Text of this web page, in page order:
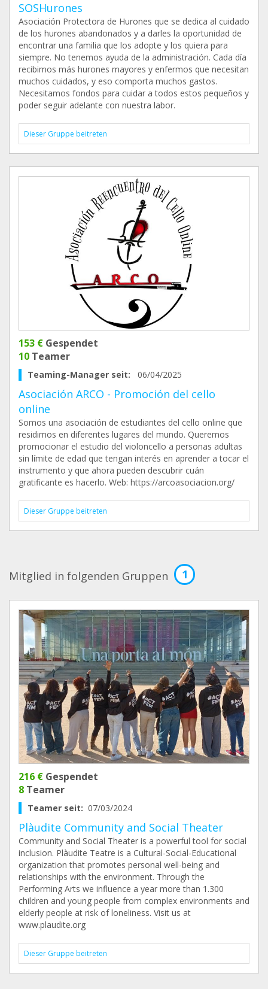
SOSHurones
Asociación Protectora de Hurones que se dedica al cuidado
de los hurones abandonados y a darles la oportunidad de
encontrar una familia que los adopte y los quiera para
siempre. No tenemos ayuda de la administración. Cada día
recibimos más hurones mayores y enfermos que necesitan
muchos cuidados, y eso comporta muchos gastos.
Necesitamos fondos para cuidar a todos estos pequeños y
poder seguir adelante con nuestra labor.
Dieser Gruppe beitreten
153 € Gespendet
10 Teamer
Teaming-Manager seit: 06/04/2025
Asociación ARCO - Promoción del cello
online
Somos una asociación de estudiantes del cello online que
residimos en diferentes lugares del mundo. Queremos
promocionar el estudio del violoncello a personas adultas
sin límite de edad que tengan interés en aprender a tocar el
instrumento y que ahora pueden descubrir cuán
gratificante es hacerlo. Web: https://arcoasociacion.org/
Dieser Gruppe beitreten
Mitglied in folgenden Gruppen 1
216 € Gespendet
8 Teamer
Teamer seit: 07/03/2024
Plàudite Community and Social Theater
Community and Social Theater is a powerful tool for social
inclusion. Plàudite Teatre is a Cultural-Social-Educational
organization that promotes personal well-being and
relationships with the environment. Through the
Performing Arts we influence a year more than 1.300
children and young people from complex environments and
elderly people at risk of loneliness. Visit us at
www.plaudite.org
Dieser Gruppe beitreten